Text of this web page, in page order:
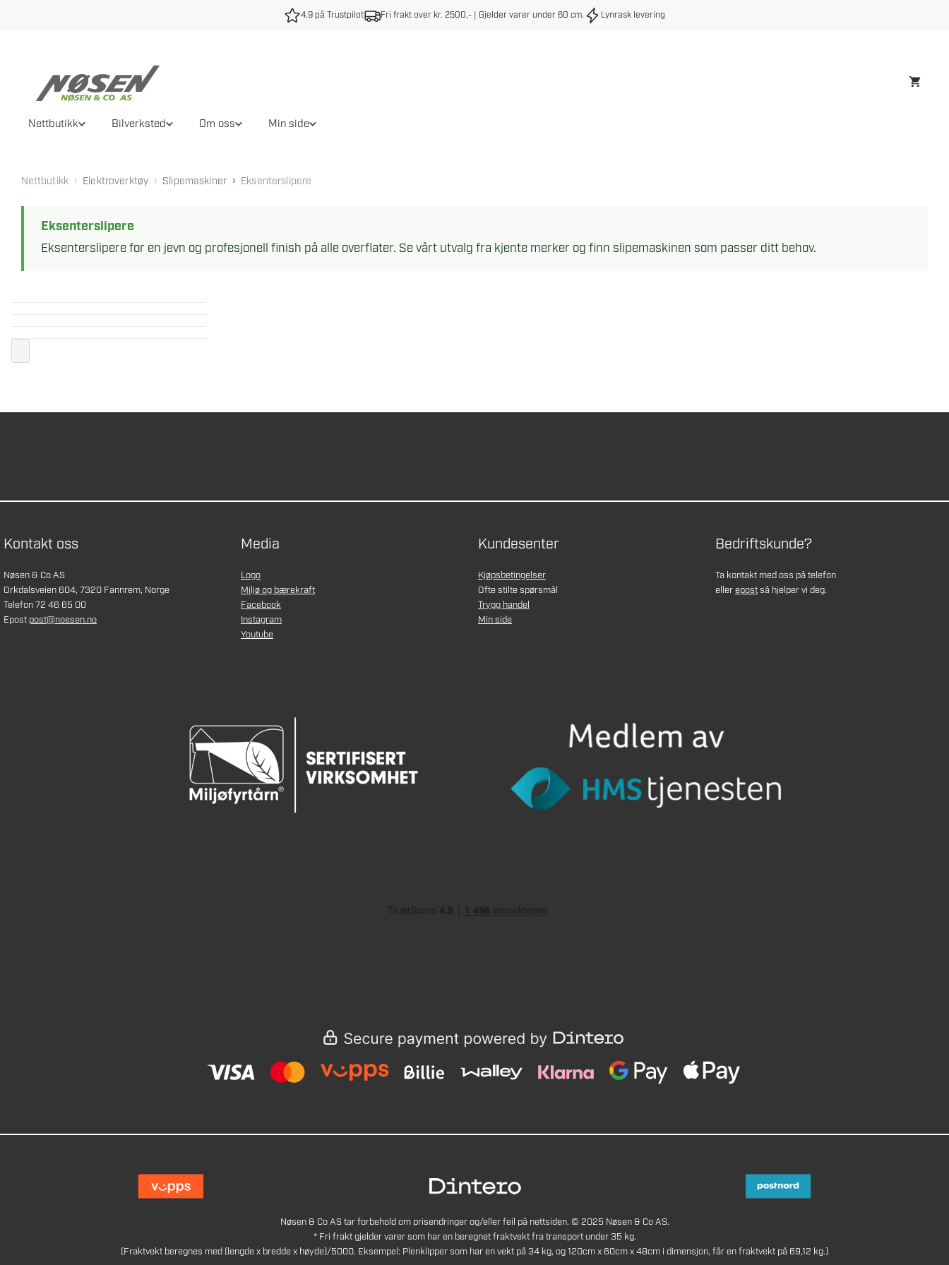
4.9 på Trustpilot Fri frakt over kr. 2500,- | Gjelder varer under 60 cm. Lynrask levering
Nettbutikk Bilverksted Om oss Min side
Nettbutikk › Elektroverktøy › Slipemaskiner › Eksenterslipere
Eksenterslipere
Eksenterslipere for en jevn og profesjonell finish på alle overflater. Se vårt utvalg fra kjente merker og finn slipemaskinen som passer ditt behov.
Kontakt oss
Nøsen & Co AS
Orkdalsveien 604, 7320 Fannrem, Norge
Telefon 72 46 65 00
Epost post@noesen.no
Media
Logo
Miljø og bærekraft
Facebook
Instagram
Youtube
Kundesenter
Kjøpsbetingelser
Ofte stilte spørsmål
Trygg handel
Min side
Bedriftskunde?
Ta kontakt med oss på telefon
ellerepostså hjelper vi deg.
Nøsen & Co AS tar forbehold om prisendringer og/eller feil på nettsiden. © 2025 Nøsen & Co AS.
* Fri frakt gjelder varer som har en beregnet fraktvekt fra transport under 35 kg.
(Fraktvekt beregnes med (lengde x bredde x høyde)/5000. Eksempel: Plenklipper som har en vekt på 34 kg, og 120cm x 60cm x 48cm i dimensjon, får en fraktvekt på 69,12 kg.)